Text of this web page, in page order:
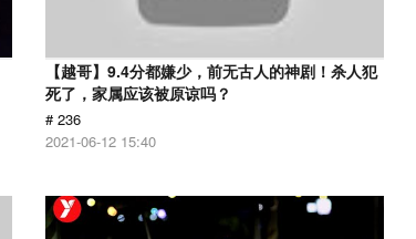
【越哥】9.4分都嫌少，前无古人的神剧！杀人犯
死了，家属应该被原谅吗？
# 236
2021-06-12 15:40